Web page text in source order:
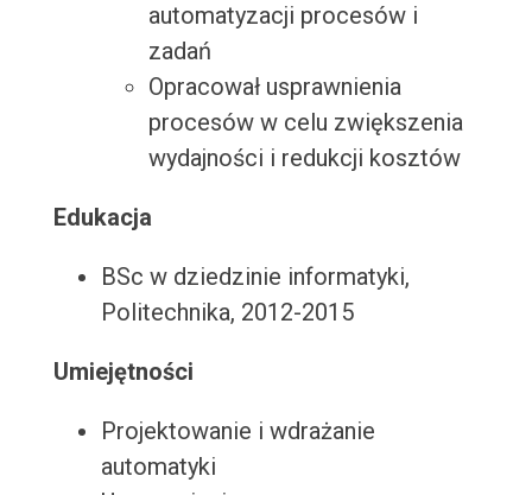
automatyzacji procesów i
zadań
Opracował usprawnienia
procesów w celu zwiększenia
wydajności i redukcji kosztów
Edukacja
BSc w dziedzinie informatyki,
Politechnika, 2012-2015
Umiejętności
Projektowanie i wdrażanie
automatyki